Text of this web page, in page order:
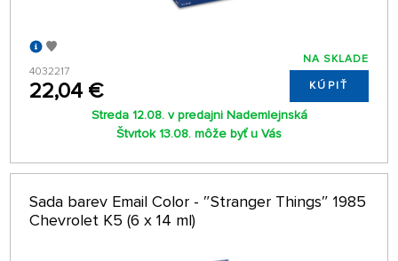
4032217
22,04 €
NA SKLADE
KÚPIŤ
Streda 12.08. v predajni Nademlejnská
Štvrtok 13.08. môže byť u Vás
Sada barev Email Color - ″Stranger Things″ 1985
Chevrolet K5 (6 x 14 ml)